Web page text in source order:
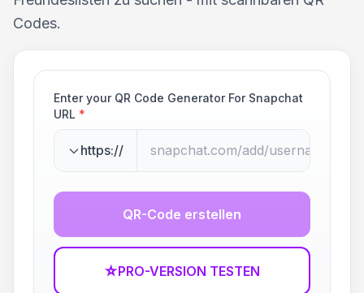
Codes.
Enter your QR Code Generator For Snapchat
URL *
https://
QR-Code erstellen
☆PRO-VERSION TESTEN